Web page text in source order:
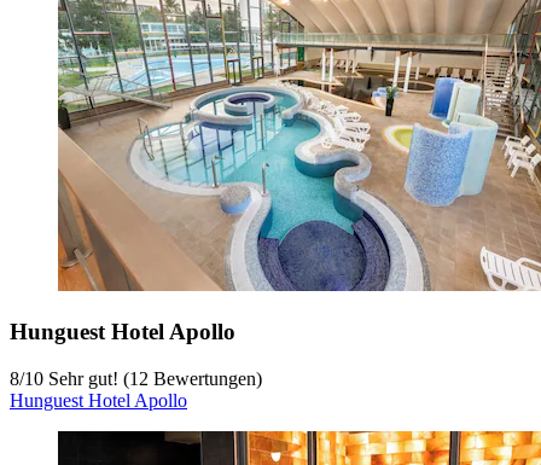
Hunguest Hotel Apollo
8/10 Sehr gut! (12 Bewertungen)
Hunguest Hotel Apollo